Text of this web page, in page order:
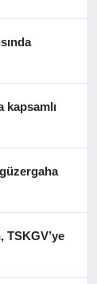
kapsamlı
TSKGV’ye